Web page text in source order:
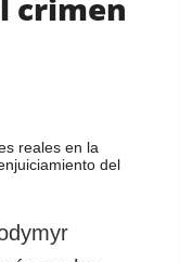
crimen